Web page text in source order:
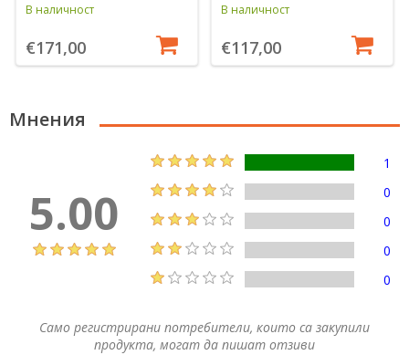
В наличност
€171,00
В наличност
€117,00
Мнения
5.00
1
0
0
0
0
Само регистрирани потребители, които са закупили
продукта, могат да пишат отзиви